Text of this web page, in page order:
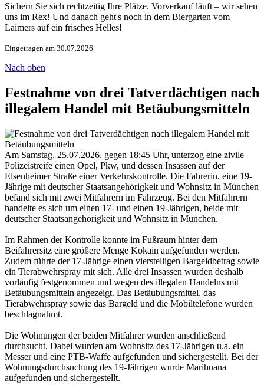
Sichern Sie sich rechtzeitig Ihre Plätze. Vorverkauf läuft – wir sehen
uns im Rex! Und danach geht's noch in dem Biergarten vom
Laimers auf ein frisches Helles!
Eingetragen am 30.07.2026
Nach oben
Festnahme von drei Tatverdächtigen nach
illegalem Handel mit Betäubungsmitteln
Am Samstag, 25.07.2026, gegen 18:45 Uhr, unterzog eine zivile
Polizeistreife einen Opel, Pkw, und dessen Insassen auf der
Elsenheimer Straße einer Verkehrskontrolle. Die Fahrerin, eine 19-
Jährige mit deutscher Staatsangehörigkeit und Wohnsitz in München
befand sich mit zwei Mitfahrern im Fahrzeug. Bei den Mitfahrern
handelte es sich um einen 17- und einen 19-Jährigen, beide mit
deutscher Staatsangehörigkeit und Wohnsitz in München.
Im Rahmen der Kontrolle konnte im Fußraum hinter dem
Beifahrersitz eine größere Menge Kokain aufgefunden werden.
Zudem führte der 17-Jährige einen vierstelligen Bargeldbetrag sowie
ein Tierabwehrspray mit sich. Alle drei Insassen wurden deshalb
vorläufig festgenommen und wegen des illegalen Handelns mit
Betäubungsmitteln angezeigt. Das Betäubungsmittel, das
Tierabwehrspray sowie das Bargeld und die Mobiltelefone wurden
beschlagnahmt.
Die Wohnungen der beiden Mitfahrer wurden anschließend
durchsucht. Dabei wurden am Wohnsitz des 17-Jährigen u.a. ein
Messer und eine PTB-Waffe aufgefunden und sichergestellt. Bei der
Wohnungsdurchsuchung des 19-Jährigen wurde Marihuana
aufgefunden und sichergestellt.